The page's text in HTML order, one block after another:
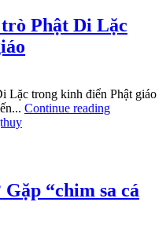
Phật Di Lặc
Lặc trong kinh điển Phật giáo
Continue reading
“chim sa cá